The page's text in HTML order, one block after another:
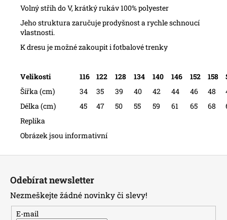
Volný střih do V, krátký rukáv 100% polyester
Jeho strukturazaručuje prodyšnost a rychle schnoucí
vlastnosti.
K dresu je možné zakoupit ifotbalové trenky
Velikosti 116 122 128 134 140 146 152 158
Šířka (cm)
34 35 39 40 42 44 46 48
Délka (cm)
45 47 50 55 59 61 65 68
Replika
Obrázek jsou informativní
Odebírat newsletter
Nezmeškejte žádné novinky či slevy!
E-mail